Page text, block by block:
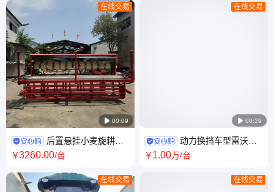
 00:09
在线交易
后置悬挂小麦旋耕播
种施肥一体机 拖拉牵引16行麦
￥3260.00/台
在线交易
 00:29
在线交易
动力换挡车型雷沃欧
豹M2004-5RP潍柴六缸发动机
￥1.00万/台
在线交易